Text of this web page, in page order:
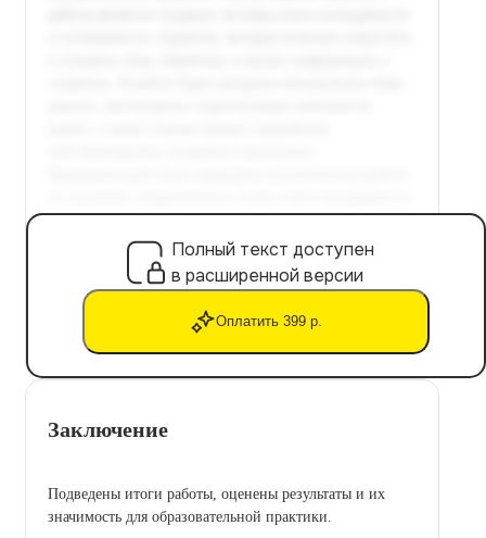
Полный текст доступен
в расширенной версии
Оплатить 399 р.
Заключение
Подведены итоги работы, оценены результаты и их
значимость для образовательной практики.